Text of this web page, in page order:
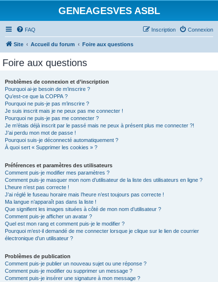
GENEAGESVES ASBL
FAQ Connexion
Inscription
Site Accueil du forum Foire aux questions
Foire aux questions
Problèmes de connexion et d’inscription
Pourquoi ai-je besoin de m’inscrire ?
Qu’est-ce que la COPPA ?
Pourquoi ne puis-je pas m’inscrire ?
Je suis inscrit mais je ne peux pas me connecter !
Pourquoi ne puis-je pas me connecter ?
Je m’étais déjà inscrit par le passé mais ne peux à présent plus me connecter ?!
J’ai perdu mon mot de passe !
Pourquoi suis-je déconnecté automatiquement ?
À quoi sert « Supprimer les cookies » ?
Préférences et paramètres des utilisateurs
Comment puis-je modifier mes paramètres ?
Comment puis-je masquer mon nom d’utilisateur de la liste des utilisateurs en ligne ?
L’heure n’est pas correcte !
J’ai réglé le fuseau horaire mais l’heure n’est toujours pas correcte !
Ma langue n’apparaît pas dans la liste !
Que signifient les images situées à côté de mon nom d’utilisateur ?
Comment puis-je afficher un avatar ?
Quel est mon rang et comment puis-je le modifier ?
Pourquoi m’est-il demandé de me connecter lorsque je clique sur le lien de courrier
électronique d’un utilisateur ?
Problèmes de publication
Comment puis-je publier un nouveau sujet ou une réponse ?
Comment puis-je modifier ou supprimer un message ?
Comment puis-je insérer une signature à mon message ?